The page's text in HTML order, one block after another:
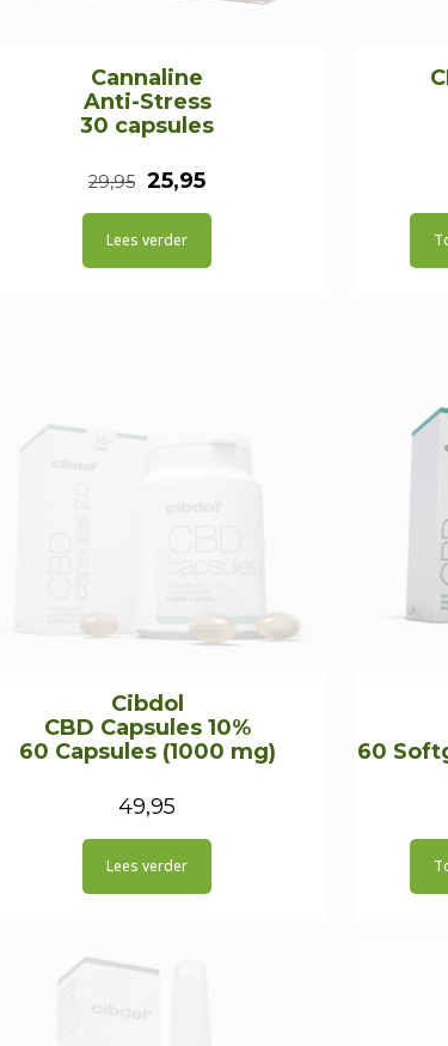
Cannaline
Anti-Stress
30 capsules
29,95 Oorspronkelijke
prijs
25,95Huidige
prijs
Lees verder
Cibdol
CBD Capsules 10%
60 Capsules (1000 mg)
49,95
Lees verder
60